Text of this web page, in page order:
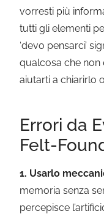
vorresti più
tutti gli elementi
‘devo pensarci’
qualcosa che non
aiutarti a chiarirlo
Errori da
Felt-
1. Usarlo
memoria senza
percepisce